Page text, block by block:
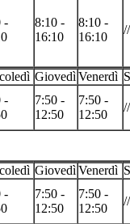
-
8:10 -
16:10
8:10 -
16:10
//
GiovedìVenerdì
-
7:50 -
12:50
7:50 -
12:50
//
GiovedìVenerdì
-
7:50 -
12:50
7:50 -
12:50
//